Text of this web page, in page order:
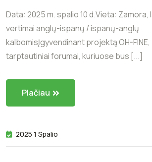
Data: 2025 m. spalio 10 d.Vieta: Zamora,
vertimai anglų-ispanų / ispanų-anglų
kalbomisĮgyvendinant projektą OH-
tarptautiniai forumai, kuriuose bus [...]
Plačiau
2025 1 Spalio